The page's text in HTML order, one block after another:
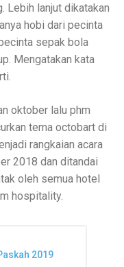
Lebih lanjut dikatakan
hobi dari pecinta
sepak bola
Mengatakan kata
oktober lalu phm
tema octobart di
rangkaian acara
2018 dan ditandai
oleh semua hotel
hospitality.
2019